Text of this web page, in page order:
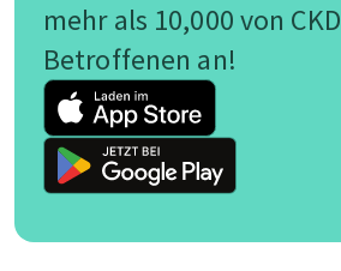
mehr als 10,000 von CKD
Betroffenen an!